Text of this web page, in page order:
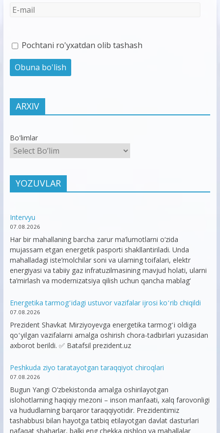
Pochtani ro'yxatdan olib tashash
ARXIV
Bo'limlar
YOZUVLAR
Intervyu
07.08.2026
Har bir mahallaning barcha zarur ma’lumotlarni o‘zida
mujassam etgan energetik pasporti shakllantiriladi. Unda
mahalladagi iste’molchilar soni va ularning toifalari, elektr
energiyasi va tabiiy gaz infratuzilmasining mavjud holati, ularni
ta’mirlash va modernizatsiya qilish uchun qancha mablag‘
Energetika tarmogʻidagi ustuvor vazifalar ijrosi koʻrib chiqildi
07.08.2026
Prezident Shavkat Mirziyoyevga energetika tarmogʻi oldiga
qoʻyilgan vazifalarni amalga oshirish chora-tadbirlari yuzasidan
axborot berildi. ✅ Batafsil prezident.uz
Peshkuda ziyo taratayotgan taraqqiyot chiroqlari
07.08.2026
Bugun Yangi O‘zbekistonda amalga oshirilayotgan
islohotlarning haqiqiy mezoni – inson manfaati, xalq farovonligi
va hududlarning barqaror taraqqiyotidir. Prezidentimiz
tashabbusi bilan hayotga tatbiq etilayotgan davlat dasturlari
nafaqat shaharlar, balki eng chekka qishloq va mahallalar